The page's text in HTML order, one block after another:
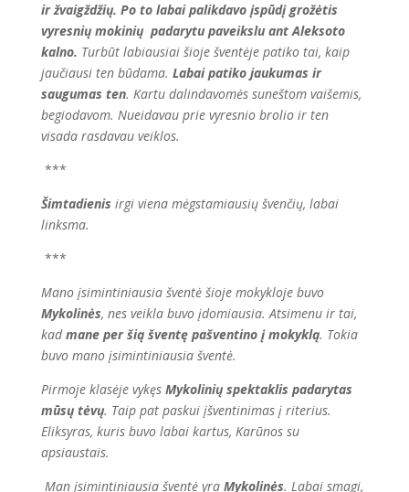
ir žvaigždžių. Po to labai palikdavo įspūdį grožėtis
vyresnių mokinių padarytu paveikslu ant Aleksoto
kalno. Turbūt labiausiai šioje šventėje patiko tai, kaip
jaučiausi ten būdama. Labai patiko jaukumas ir
saugumas ten. Kartu dalindavomės suneštom vaišemis,
begiodavom. Nueidavau prie vyresnio brolio ir ten
visada rasdavau veiklos.
***
Šimtadienis irgi viena mėgstamiausių švenčių, labai
linksma.
***
Mano įsimintiniausia šventė šioje mokykloje buvo
Mykolinės, nes veikla buvo įdomiausia. Atsimenu ir tai,
kad mane per šią šventę pašventino į mokyklą. Tokia
buvo mano įsimintiniausia šventė.
Pirmoje klasėje vykęs Mykolinių spektaklis padarytas
mūsų tėvų. Taip pat paskui įšventinimas į riterius.
Eliksyras, kuris buvo labai kartus, Karūnos su
apsiaustais.
Man įsimintiniausia šventė yra Mykolinės. Labai smagi,